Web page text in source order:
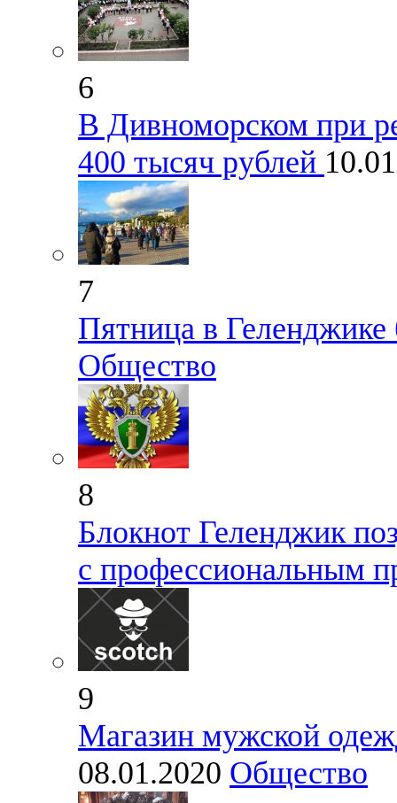
6
В Дивноморском при
400 тысяч рублей
7
Пятница в Геленджике
Общество
8
Блокнот Геленджик
с профессиональным
9
Магазин мужской
08.01.2020 Общество